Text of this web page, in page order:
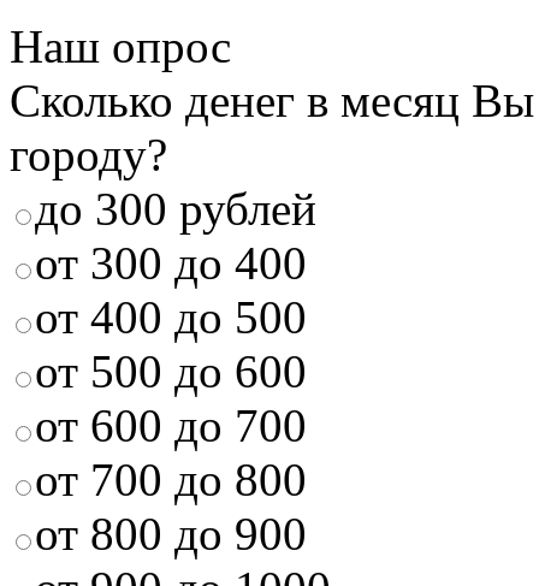
Наш опрос
Сколько денег в месяц
городу?
до 300 рублей
от 300 до 400
от 400 до 500
от 500 до 600
от 600 до 700
от 700 до 800
от 800 до 900